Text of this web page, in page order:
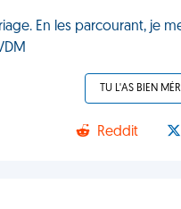
En les parcourant, je
TU L'AS BIEN
Reddit